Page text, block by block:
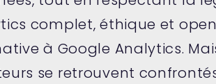
complet, éthique et
à Google Analytics.
se retrouvent